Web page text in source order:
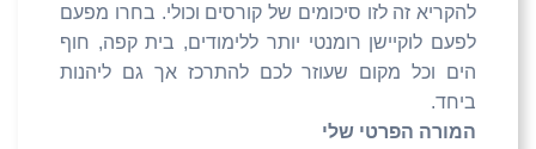
להקריא זה לזו סיכומים של קורסים וכולי. בחרו מפעם
לפעם לוקיישן רומנטי יותר ללימודים, בית קפה, חוף
הים וכל מקום שעוזר לכם להתרכז אך גם ליהנות
ביחד.
המורה הפרטי שלי